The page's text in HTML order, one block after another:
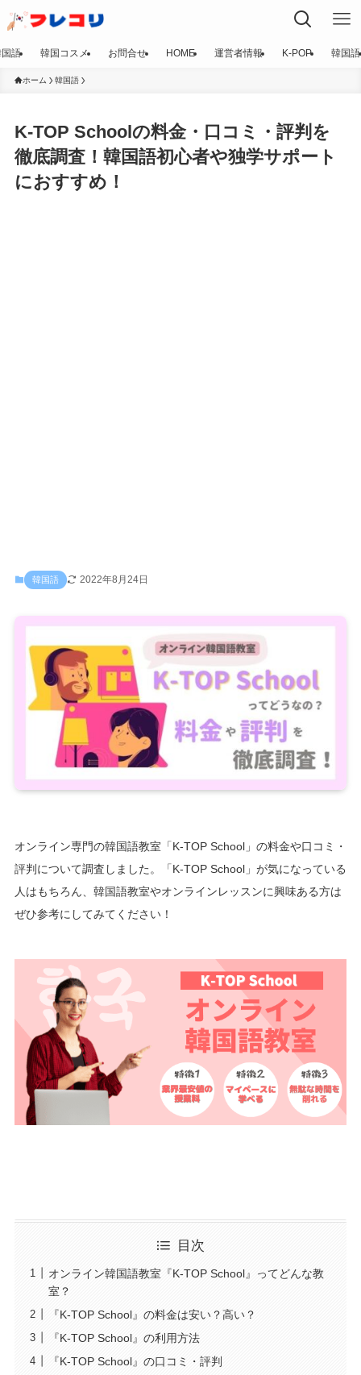
語 韓国コスメ お問合せ HOME 運営者情報 K-POP 韓国語
ホーム 韓国語
K-TOP Schoolの料金・口コミ・評判を
徹底調査！韓国語初心者や独学サポート
におすすめ！
韓国語 2022年8月24日
オンライン専門の韓国語教室「K-TOP School」の料金や口コミ・
評判について調査しました。「K-TOP School」が気になっている
人はもちろん、韓国語教室やオンラインレッスンに興味ある方は
ぜひ参考にしてみてください！
目次
オンライン韓国語教室『K-TOP School』ってどんな教
室？
『K-TOP School』の料金は安い？高い？
『K-TOP School』の利用方法
『K-TOP School』の口コミ・評判